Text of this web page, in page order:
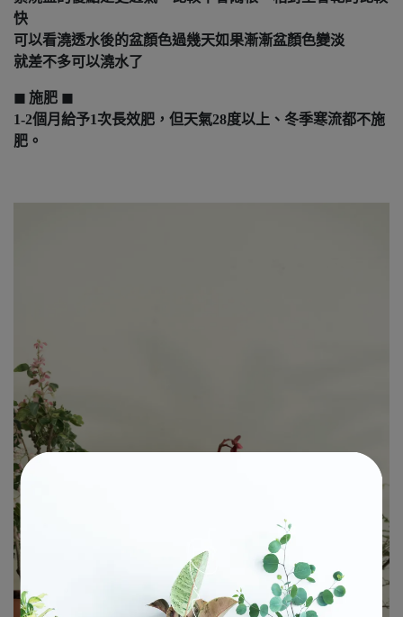
快
可以看澆透水後的盆顏色過幾天如果漸漸盆顏色變淡
就差不多可以澆水了
◼︎ 施肥 ◼︎
1-2個月給予1次長效肥，但天氣28度以上、冬季寒流都不施
肥。